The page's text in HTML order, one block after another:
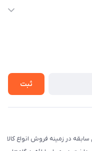
ثبت
در زمینه فروش انواع کالا